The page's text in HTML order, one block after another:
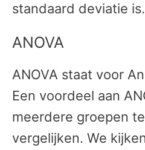
standaard deviatie is.
ANOVA
ANOVA staat voor
Een voordeel aan
meerdere groepen
vergelijken. We